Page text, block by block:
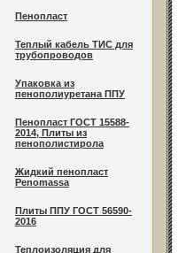
Пенопласт
Теплый кабель ТИС для
трубопроводов
Упаковка из
пенополиуретана ППУ
Пенопласт ГОСТ 15588-
2014, Плиты из
пенополистирола
Жидкий пенопласт
Penomassa
Плиты ППУ ГОСТ 56590-
2016
Теплоизоляция для